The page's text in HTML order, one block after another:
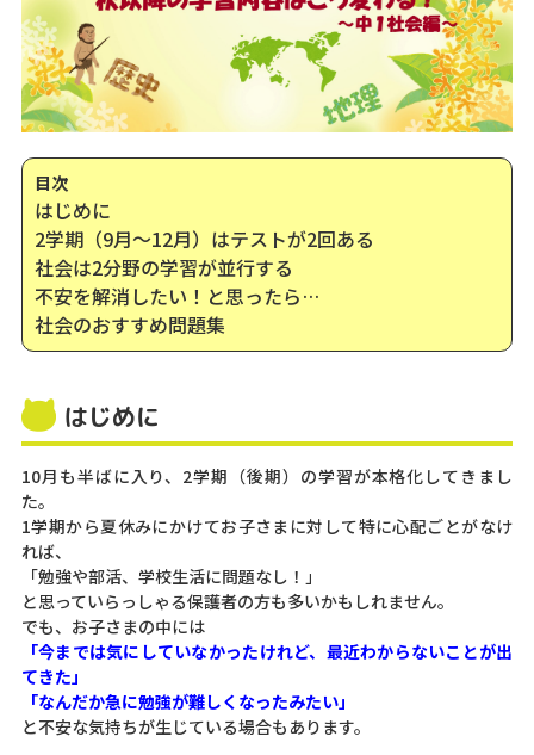
目次
はじめに
2学期（9月～12月）はテストが2回ある
社会は2分野の学習が並行する
不安を解消したい！と思ったら…
社会のおすすめ問題集
はじめに
10月も半ばに入り、2学期（後期）の学習が本格化してきまし
た。
1学期から夏休みにかけてお子さまに対して特に心配ごとがなけ
れば、
「勉強や部活、学校生活に問題なし！」
と思っていらっしゃる保護者の方も多いかもしれません。
でも、お子さまの中には
「今までは気にしていなかったけれど、最近わからないことが出
てきた」
「なんだか急に勉強が難しくなったみたい」
と不安な気持ちが生じている場合もあります。